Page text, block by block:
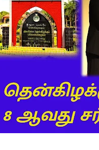
பொலிஸ் பிரிவில்
பல்கலைக்கழகத்தில்
தேவை – பீடாதிபதி
பயிர்ச்செய்கைகள்
பல்கலைக்கழகத்திற்கு
பல்கலையில் மூன்று
பதக்கங்கள் மற்றும் சிறப்புப்